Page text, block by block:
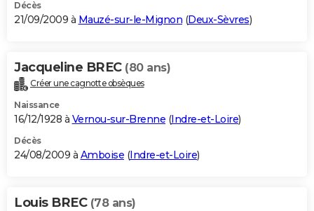
Décès
21/09/2009 à Mauzé-sur-le-Mignon (Deux-Sèvres)
Jacqueline BREC (80 ans)
Créer une cagnotte obsèques
Naissance
16/12/1928 à Vernou-sur-Brenne (Indre-et-Loire)
Décès
24/08/2009 à Amboise (Indre-et-Loire)
Louis BREC (78 ans)